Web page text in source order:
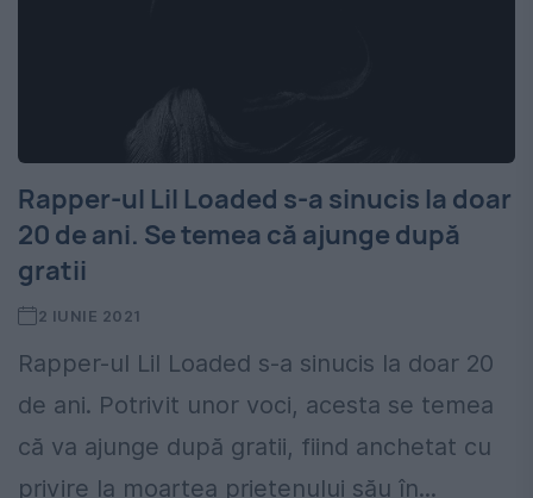
Rapper-ul Lil Loaded s-a sinucis la doar
20 de ani. Se temea că ajunge după
gratii
2 IUNIE 2021
Rapper-ul Lil Loaded s-a sinucis la doar 20
de ani. Potrivit unor voci, acesta se temea
că va ajunge după gratii, fiind anchetat cu
privire la moartea prietenului său în...